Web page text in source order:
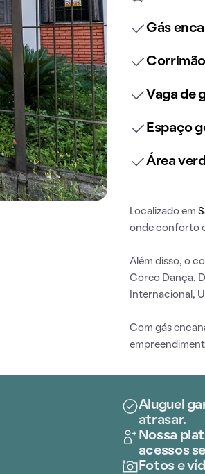
Gás
Corrimão
Vaga de
Espaço
Área
Localizado em
onde conforto
Além disso, o
Coreo Dança,
Internacional,
Com gás
Aluguel
atrasar.
Nossa
acessos
Fotos e